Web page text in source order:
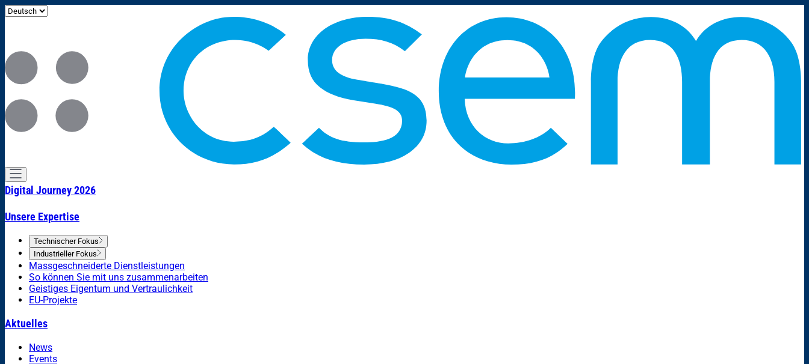
Digital Journey 2026
Unsere Expertise
Technischer Fokus
Industrieller Fokus
Massgeschneiderte Dienstleistungen
So können Sie mit uns zusammenarbeiten
Geistiges Eigentum und Vertraulichkeit
EU-Projekte
Aktuelles
News
Events